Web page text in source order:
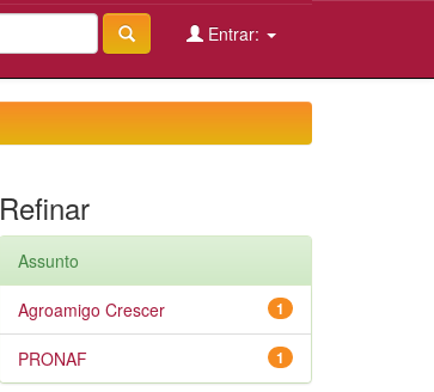
Entrar:
Refinar
Assunto
1
Agroamigo Crescer
1
PRONAF